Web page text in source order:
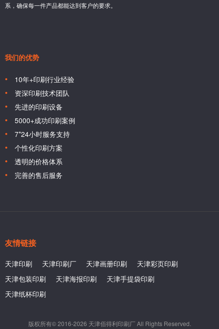
系，确保每一件产品都能达到客户的要求。
我们的优势
10年+印刷行业经验
资深印刷技术团队
先进的印刷设备
5000+成功印刷案例
7*24小时服务支持
个性化印刷方案
透明的价格体系
完善的售后服务
友情链接
天津印刷 天津印刷厂 天津画册印刷
天津彩页印刷
天津包装印刷
天津海报印刷
天津手提袋印刷
天津纸杯印刷
版权所有© 2016-2026 天津佰得利印刷厂 All Rights Reserved.